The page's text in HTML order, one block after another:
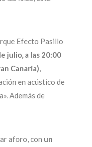
Efecto Pasillo
julio, a las 20:00
Canaria),
en acústico de
Además de
aforo, con un